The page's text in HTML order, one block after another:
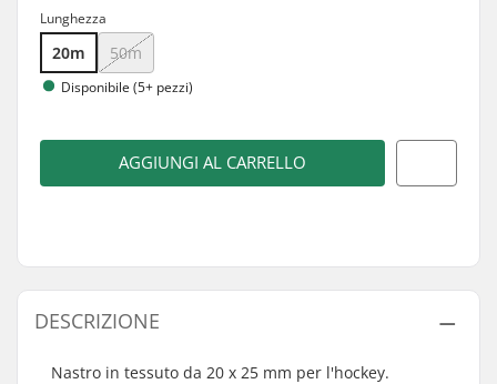
Lunghezza
20m 50m
Disponibile (5+ pezzi)
AGGIUNGI AL CARRELLO
DESCRIZIONE
Nastro in tessuto da 20 x 25 mm per l'hockey.